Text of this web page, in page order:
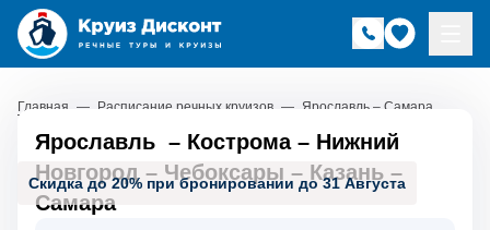
Главная — Расписание речных круизов — Ярославль – Самара
Скидка до 20% при бронировании до 31 Августа
Ярославль – Кострома– Нижний
Новгород– Чебоксары – Казань –
Самара